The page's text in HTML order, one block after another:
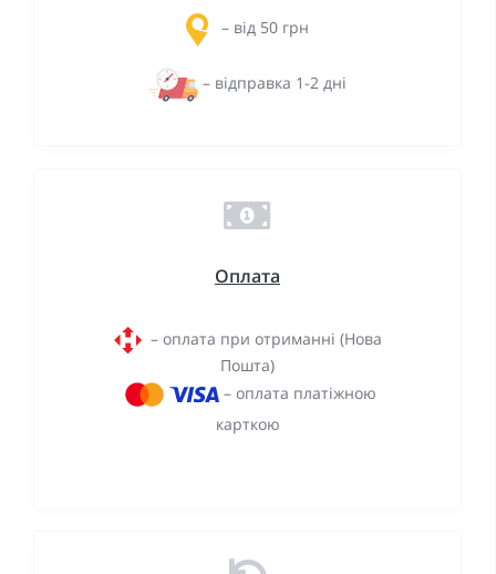
– від 50 грн
– відправка 1-2 дні
Оплата
– оплата при отриманні (Нова
Пошта)
– оплата платіжною
карткою